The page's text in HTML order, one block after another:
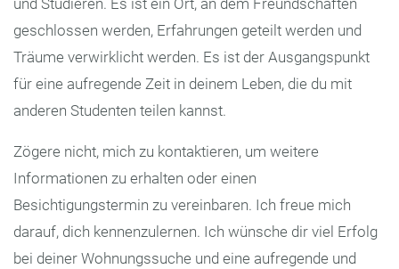
und Studieren. Es ist ein Ort, an dem Freundschaften
geschlossen werden, Erfahrungen geteilt werden und
Träume verwirklicht werden. Es ist der Ausgangspunkt
für eine aufregende Zeit in deinem Leben, die du mit
anderen Studenten teilen kannst.
Zögere nicht, mich zu kontaktieren, um weitere
Informationen zu erhalten oder einen
Besichtigungstermin zu vereinbaren. Ich freue mich
darauf, dich kennenzulernen. Ich wünsche dir viel Erfolg
bei deiner Wohnungssuche und eine aufregende und